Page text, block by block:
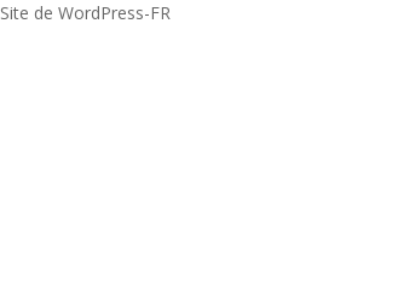
Site de WordPress-FR